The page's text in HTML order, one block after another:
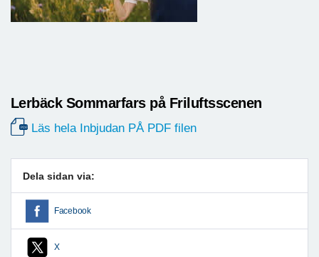
Lerbäck Sommarfars på Friluftsscenen
Läs hela Inbjudan PÅ PDF filen
Dela sidan via:
Facebook
X